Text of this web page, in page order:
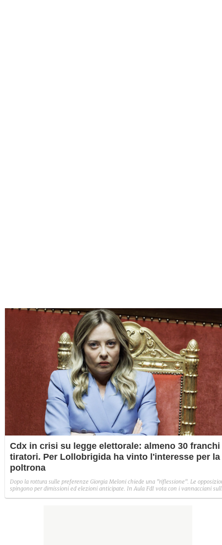
Cdx in crisi su legge elettorale: almeno 30 franchi
tiratori. Per Lollobrigida ha vinto l'interesse per la
poltrona
Dopo la rottura sulle preferenze Giorgia Meloni chiede una "riflessione". Le
spingono per dimissioni ed elezioni anticipate. In Aula FdI vota con i vannacciani